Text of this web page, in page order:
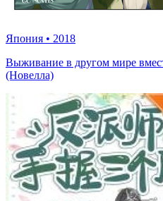
Япония • 2018
Выживание в другом мире
(Новелла)